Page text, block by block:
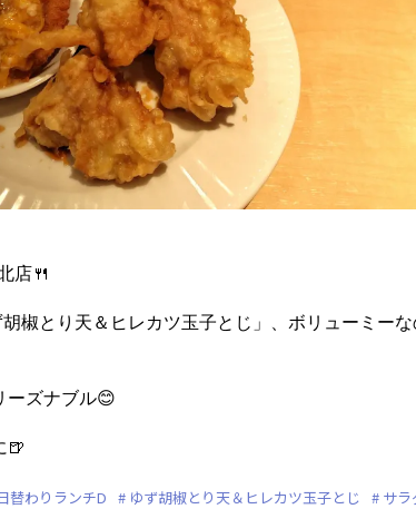
店🍴
椒とり天＆ヒレカツ玉子とじ」、ボリューミー
ーズナブル😊
🍺
替わりランチD ゆず胡椒とり天＆ヒレカツ玉子とじ サラ